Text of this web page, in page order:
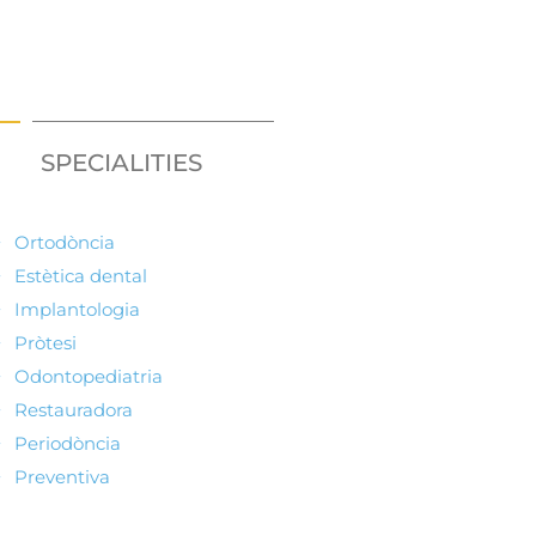
SPECIALITIES
Ortodòncia
Estètica dental
Implantologia
Pròtesi
Odontopediatria
Restauradora
Periodòncia
Preventiva